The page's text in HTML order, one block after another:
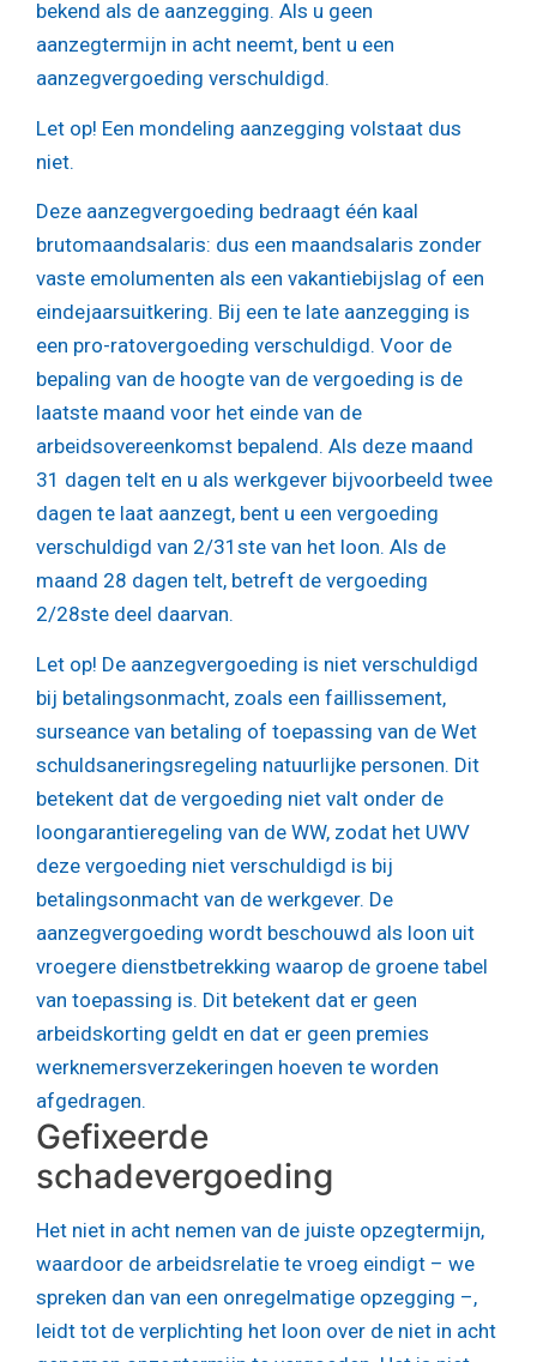
bekend als de aanzegging. Als u geen
aanzegtermijn in acht neemt, bent u een
aanzegvergoeding verschuldigd.
Let op! Een mondeling aanzegging volstaat dus
niet.
Deze aanzegvergoeding bedraagt één kaal
brutomaandsalaris: dus een maandsalaris zonder
vaste emolumenten als een vakantiebijslag of een
eindejaarsuitkering. Bij een te late aanzegging is
een pro-ratovergoeding verschuldigd. Voor de
bepaling van de hoogte van de vergoeding is de
laatste maand voor het einde van de
arbeidsovereenkomst bepalend. Als deze maand
31 dagen telt en u als werkgever bijvoorbeeld twee
dagen te laat aanzegt, bent u een vergoeding
verschuldigd van 2/31ste van het loon. Als de
maand 28 dagen telt, betreft de vergoeding
2/28ste deel daarvan.
Let op! De aanzegvergoeding is niet verschuldigd
bij betalingsonmacht, zoals een faillissement,
surseance van betaling of toepassing van de Wet
schuldsaneringsregeling natuurlijke personen. Dit
betekent dat de vergoeding niet valt onder de
loongarantieregeling van de WW, zodat het UWV
deze vergoeding niet verschuldigd is bij
betalingsonmacht van de werkgever. De
aanzegvergoeding wordt beschouwd als loon uit
vroegere dienstbetrekking waarop de groene tabel
van toepassing is. Dit betekent dat er geen
arbeidskorting geldt en dat er geen premies
werknemersverzekeringen hoeven te worden
afgedragen.
Gefixeerde
schadevergoeding
Het niet in acht nemen van de juiste opzegtermijn,
waardoor de arbeidsrelatie te vroeg eindigt – we
spreken dan van een onregelmatige opzegging –,
leidt tot de verplichting het loon over de niet in acht